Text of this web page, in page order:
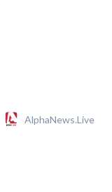
AlphaNews.Live